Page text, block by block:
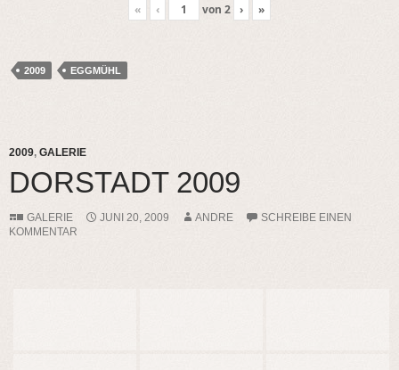
« ‹ von 2 › »
2009 EGGMÜHL
2009, GALERIE
DORSTADT 2009
GALERIE JUNI 20, 2009 ANDRE
SCHREIBE EINEN
KOMMENTAR